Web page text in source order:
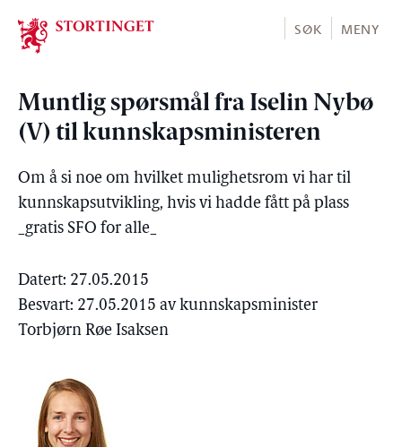
Stortinget.no
SØK MENY
Muntlig spørsmål fra Iselin Nybø
(V) til kunnskapsministeren
Om å si noe om hvilket mulighetsrom vi har til
kunnskapsutvikling, hvis vi hadde fått på plass
_gratis SFO for alle_
Datert: 27.05.2015
Besvart: 27.05.2015 av kunnskapsminister
Torbjørn Røe Isaksen